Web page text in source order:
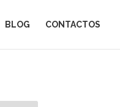
BLOG CONTACTOS